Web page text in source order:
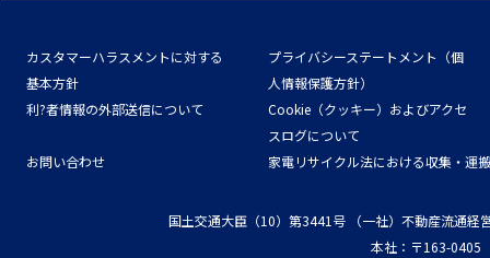
カスタマーハラスメントに対する
基本方針
プライバシーステートメント（個
人情報保護方針）
利?者情報の外部送信について
Cookie（クッキー）およびアクセ
スログについて
お問い合わせ
家電リサイクル法における収集・運
国土交通大臣（10）第3441号
（一社）不動産流通経
本社：〒163-